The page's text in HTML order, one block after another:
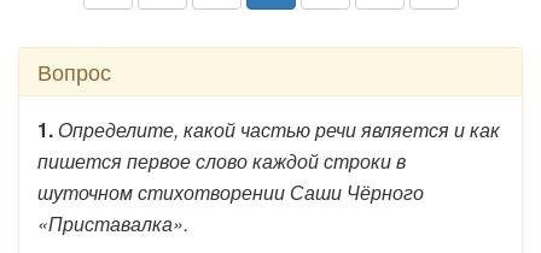
Вопрос
1. Определите, какой частью речи является и как
пишется первое слово каждой строки в
шуточном стихотворении Саши Чёрного
«Приставалка».